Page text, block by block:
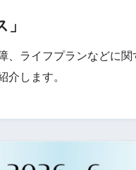
」
、ライフプランなどに関
介します。